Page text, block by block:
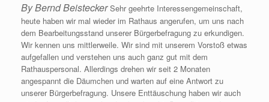
By Bernd BeisteckerSehr geehrte Interessengemeinschaft,
heute haben wir mal wieder im Rathaus angerufen, um uns nach
dem Bearbeitungsstand unserer Bürgerbefragung zu erkundigen.
Wir kennen uns mittlerweile. Wir sind mit unserem Vorstoß etwas
aufgefallen und verstehen uns auch ganz gut mit dem
Rathauspersonal. Allerdings drehen wir seit 2 Monaten
angespannt die Däumchen und warten auf eine Antwort zu
unserer Bürgerbefragung. Unsere Enttäuschung haben wir auch